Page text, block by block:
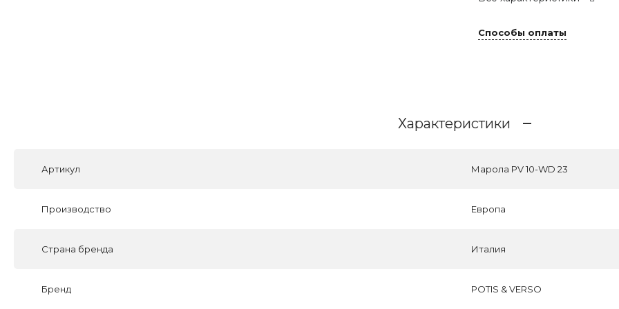
Способы оплаты
Характеристики
Артикул Марола PV 10-WD 23
Производство Европа
Страна бренда Италия
Бренд POTIS & VERSO